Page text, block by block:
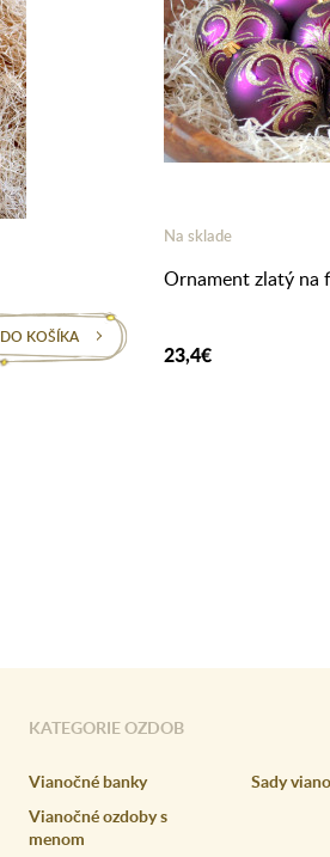
DO KOŠÍKA
Na sklade
Ornament zlatý na
23,4€
KATEGORIE OZDOB
Vianočné banky
Vianočné ozdoby s
menom
Sady